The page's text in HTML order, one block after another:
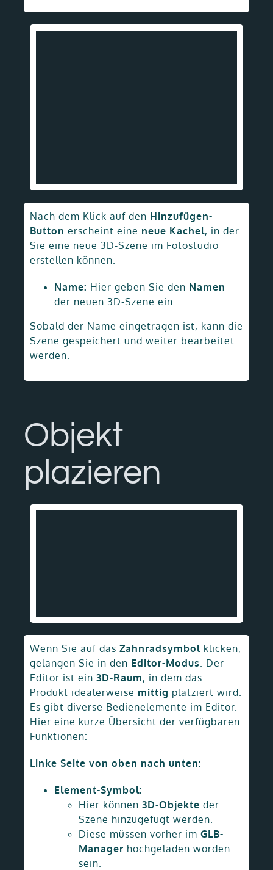
Nach dem Klick auf den Hinzufügen-
Button erscheint eine neue Kachel, in der
Sie eine neue 3D-Szene im Fotostudio
erstellen können.
Name: Hier geben Sie den Namen
der neuen 3D-Szene ein.
Sobald der Name eingetragen ist, kann die
Szene gespeichert und weiter bearbeitet
werden.
Objekt
plazieren
Wenn Sie auf das Zahnradsymbolklicken,
gelangen Sie in den Editor-Modus . Der
Editor ist ein 3D-Raum, in dem das
Produkt idealerweise mittig platziert wird.
Es gibt diverse Bedienelemente im Editor.
Hier eine kurze Übersicht der verfügbaren
Funktionen:
Linke Seite von oben nach unten:
Element-Symbol:
Hier können 3D-Objekte der
Szene hinzugefügt werden.
Diese müssen vorher im GLB-
Manager hochgeladen worden
sein.